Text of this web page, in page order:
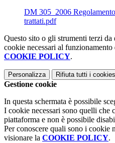
DM 305_2006
trattati.pdf
Questo sito o gli strumenti terzi
cookie necessari al
COOKIE POLICY.
Personalizza Rifiuta tutti i cookies
Gestione cookie
In questa schermata è possibile
I cookie necessari sono quelli che
piattaforma e non è possibile
Per conoscere quali sono i cookie
visionare la COOKIE POLICY.